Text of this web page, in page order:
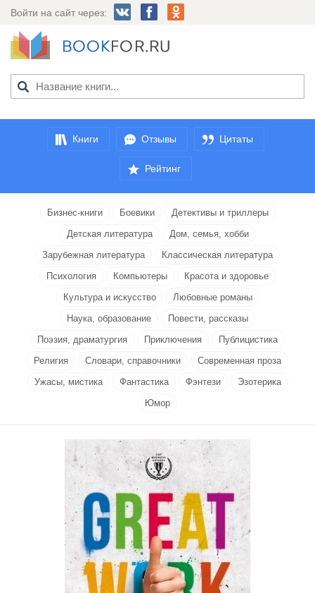
Войти на сайт через:
Книги Отзывы Цитаты
Рейтинг
Бизнес-книги Боевики
Детективы и триллеры
Детская литература
Дом, семья, хобби
Зарубежная литература
Классическая литература
Психология
Компьютеры
Красота и здоровье
Культура и искусство
Любовные романы
Наука, образование
Повести, рассказы
Поэзия, драматургия
Приключения
Публицистика
Религия
Словари, справочники
Современная проза
Ужасы, мистика
Фантастика Фэнтези
Эзотерика
Юмор